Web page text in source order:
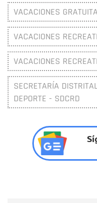
VACACIONES
VACACIONES
VACACIONES
SECRETARÍA
DEPORTE - SDCRD